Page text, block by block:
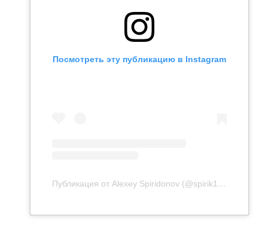
Посмотреть эту публикацию в Instagram
Публикация от Alexey Spiridonov (@spirik15)